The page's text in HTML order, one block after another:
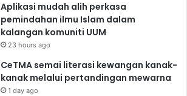
Aplikasi mudah alih perkasa
pemindahan ilmu Islam dalam
kalangan komuniti UUM
23 hours ago
CeTMA semai literasi kewangan kanak-
kanak melalui pertandingan mewarna
1 day ago